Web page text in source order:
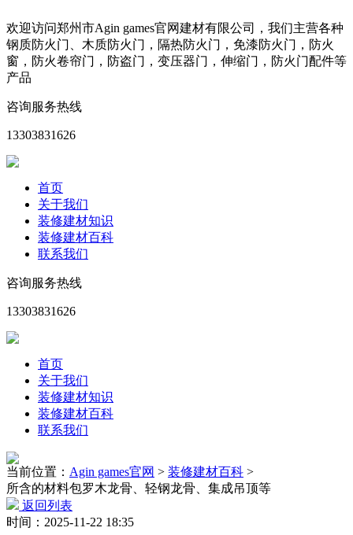
欢迎访问郑州市Agin games官网建材有限公司，我们主营各种
钢质防火门、木质防火门，隔热防火门，免漆防火门，防火
窗，防火卷帘门，防盗门，变压器门，伸缩门，防火门配件等
产品
咨询服务热线
13303831626
首页
关于我们
装修建材知识
装修建材百科
联系我们
咨询服务热线
13303831626
首页
关于我们
装修建材知识
装修建材百科
联系我们
当前位置： Agin games官网 > 装修建材百科 >
所含的材料包罗木龙骨、轻钢龙骨、集成吊顶等
返回列表
时间：2025-11-22 18:35